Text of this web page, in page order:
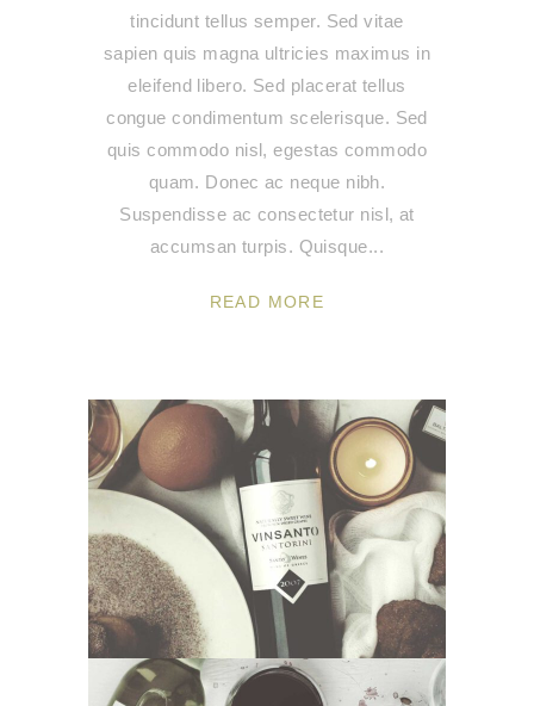
tincidunt tellus semper. Sed vitae
sapien quis magna ultricies maximus in
eleifend libero. Sed placerat tellus
congue condimentum scelerisque. Sed
quis commodo nisl, egestas commodo
quam. Donec ac neque nibh.
Suspendisse ac consectetur nisl, at
accumsan turpis. Quisque
READ MORE